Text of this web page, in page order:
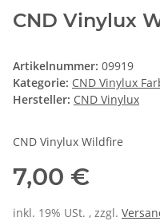
CND Vinylux
Artikelnummer: 09919
Kategorie: CND Vinylux
Hersteller: CND Vinylux
CND Vinylux Wildfire
7,00 €
inkl. 19% USt. , zzgl.